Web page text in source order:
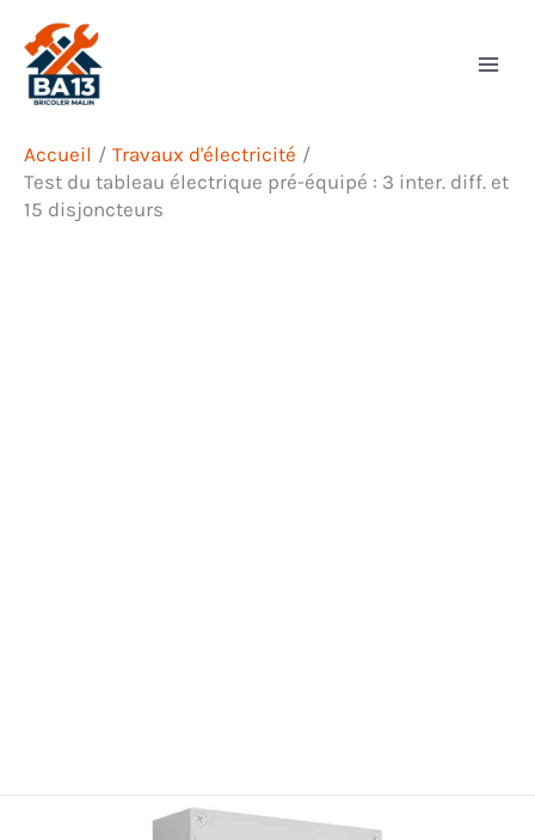
contenu
Accueil
Travaux d'électricité
Test du tableau électrique pré-équipé : 3 inter. diff. et
15 disjoncteurs
Rechercher